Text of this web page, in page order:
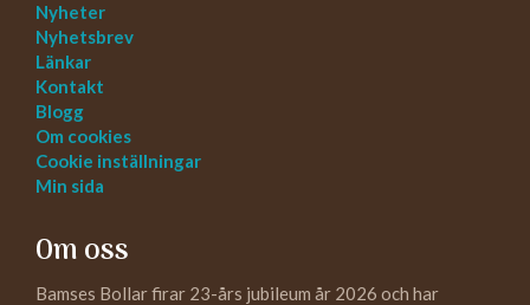
Nyheter
Nyhetsbrev
Länkar
Kontakt
Blogg
Om cookies
Cookie inställningar
Min sida
Om oss
Bamses Bollar firar 23-års jubileum år 2026 och har